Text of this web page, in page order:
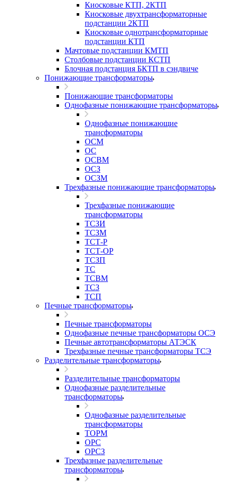
Киосковые КТП, 2КТП
Киосковые двухтрансформаторные
подстанции 2КТП
Киосковые однотрансформаторные
подстанции КТП
Мачтовые подстанции КМТП
Столбовые подстанции КСТП
Блочная подстанция БКТП в сэндвиче
Понижающие трансформаторы
Понижающие трансформаторы
Однофазные понижающие трансформаторы
Однофазные понижающие
трансформаторы
ОСМ
ОС
ОСВМ
ОСЗ
ОСЗМ
Трехфазные понижающие трансформаторы
Трехфазные понижающие
трансформаторы
ТСЗИ
ТСЗМ
ТСТ-Р
ТСТ-ОР
ТСЗП
ТС
ТСВМ
ТСЗ
ТСП
Печные трансформаторы
Печные трансформаторы
Однофазные печные трансформаторы ОСЭ
Печные автотрансформаторы АТЭСК
Трехфазные печные трансформаторы ТСЭ
Разделительные трансформаторы
Разделительные трансформаторы
Однофазные разделительные
трансформаторы
Однофазные разделительные
трансформаторы
ТОРМ
ОРС
ОРСЗ
Трехфазные разделительные
трансформаторы